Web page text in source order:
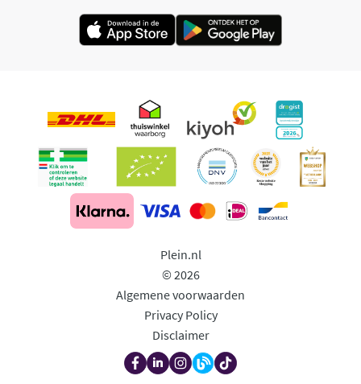
Plein.nl
© 2026
Algemene voorwaarden
Privacy Policy
Disclaimer